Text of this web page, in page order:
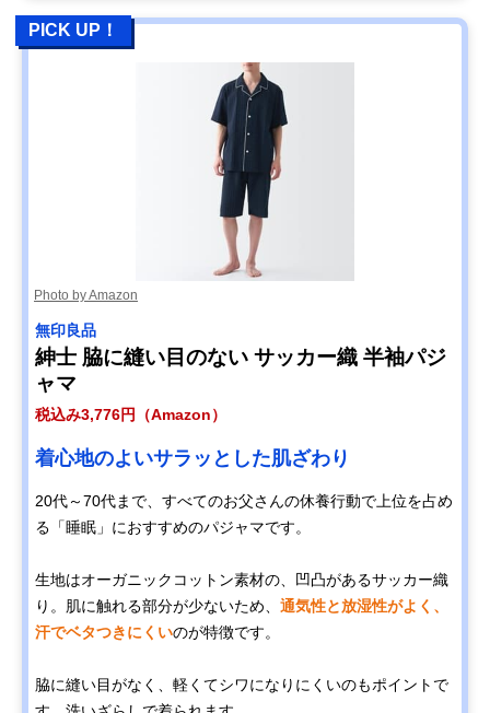
PICK UP！
Photo by Amazon
無印良品
紳士 脇に縫い目のない サッカー織 半袖パジ
ャマ
税込み3,776円（Amazon）
着心地のよいサラッとした肌ざわり
20代～70代まで、すべてのお父さんの休養行動で上位を占め
る「睡眠」におすすめのパジャマです。
生地はオーガニックコットン素材の、凹凸があるサッカー織
り。肌に触れる部分が少ないため、 通気性と放湿性がよく、
汗でベタつきにくいのが特徴です。
脇に縫い目がなく、軽くてシワになりにくいのもポイントで